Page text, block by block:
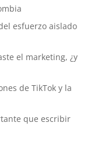
esfuerzo aislado
el marketing, ¿y
de TikTok y la
que escribir